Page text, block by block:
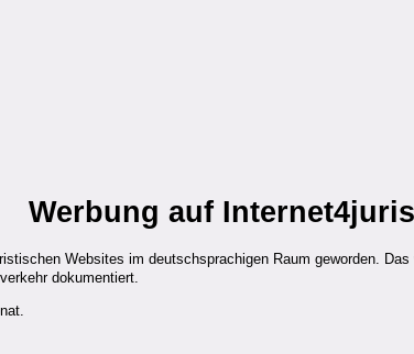
Werbung auf
Websites im deutschsprachigen Raum geworden.
dokumentiert.